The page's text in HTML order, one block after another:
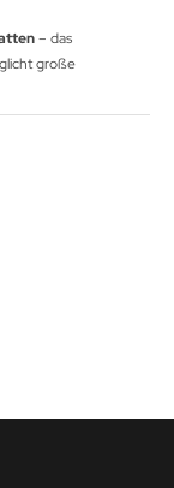
– das
große